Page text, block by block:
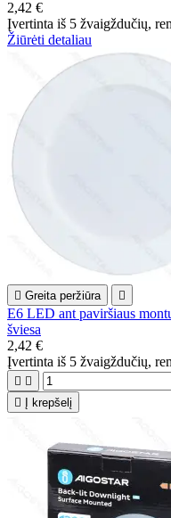
2,42 €
Įvertinta iš 5 žvaigždučių,
Žiūrėti detaliau
 Greita peržiūra 
E6 LED ant paviršiaus
šviesa
2,42 €
Įvertinta iš 5 žvaigždučių,
 

Į krepšelį